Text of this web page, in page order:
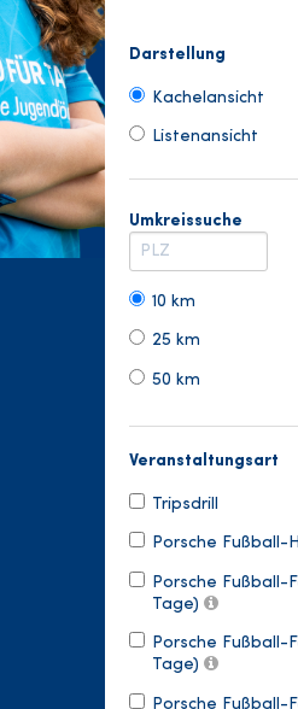
Darstellung
Kachelansicht
Listenansicht
Umkreissuche
10 km
25 km
50 km
Veranstaltungsart
Tripsdrill
Porsche Fußball-
Porsche Fußball-
Tage)
Porsche Fußball-
Tage)
Porsche Fußball-